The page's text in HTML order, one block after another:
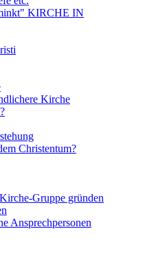
KIRCHE IN
Kirche
Christentum?
Gruppe gründen
Ansprechpersonen